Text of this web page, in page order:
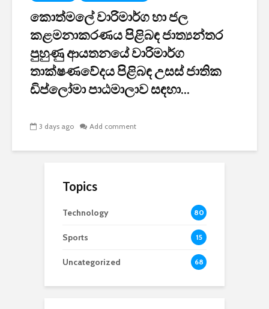
කොත්මලේ වාරිමාර්ග හා ජල
කළමනාකරණය පිළිබඳ ජාත්‍යන්තර
පුහුණු ආයතනයේ වාරිමාර්ග
තාක්ෂණවේදය පිළිබඳ උසස් ජාතික
ඩිප්ලෝමා පාඨමාලාව සඳහා...
3 days ago Add comment
Topics
Technology 80
Sports 15
Uncategorized 68